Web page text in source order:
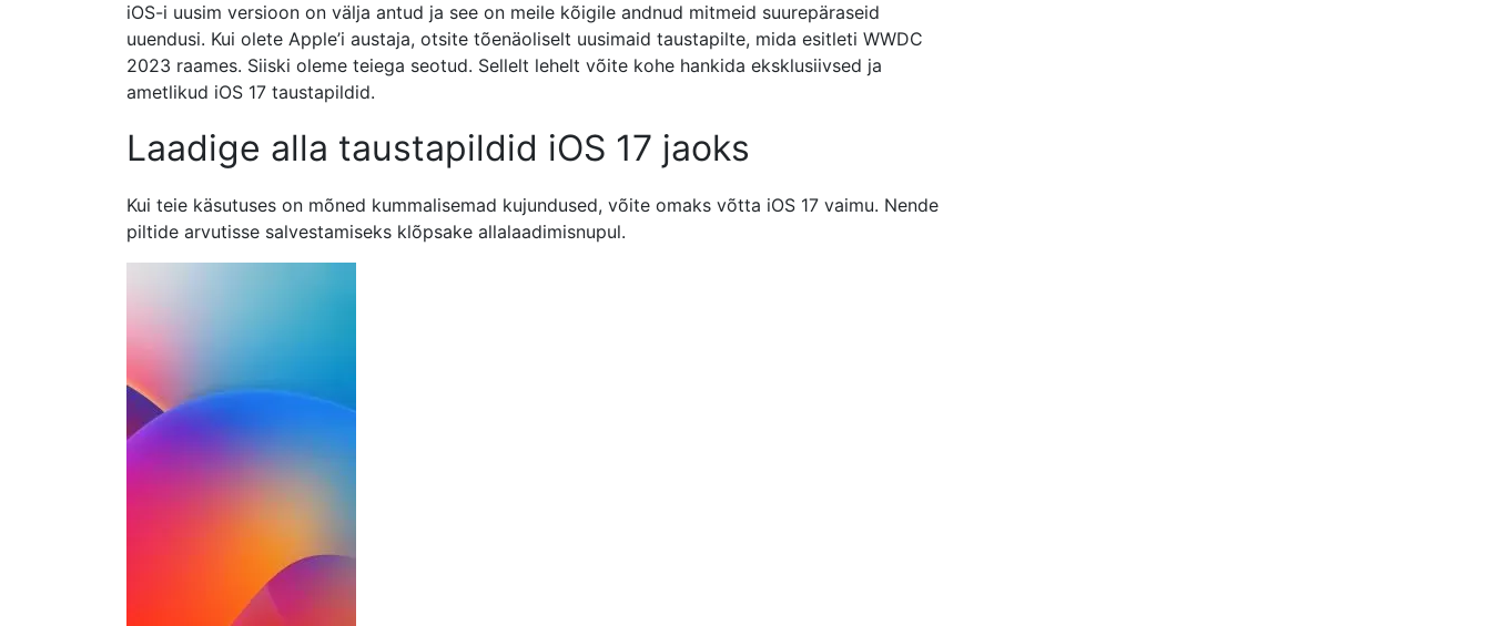
iOS-i uusim versioon on välja antud ja see on meile kõigile andnud mitmeid suurepäraseid
uuendusi. Kui olete Apple’i austaja, otsite tõenäoliselt uusimaid taustapilte, mida esitleti WWDC
2023 raames. Siiski oleme teiega seotud. Sellelt lehelt võite kohe hankida eksklusiivsed ja
ametlikud iOS 17 taustapildid.
Laadige alla taustapildid iOS 17 jaoks
Kui teie käsutuses on mõned kummalisemad kujundused, võite omaks võtta iOS 17 vaimu. Nende
piltide arvutisse salvestamiseks klõpsake allalaadimisnupul.